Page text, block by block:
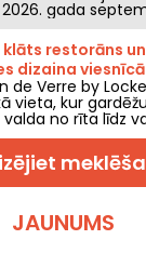
2026. gada
ar mājās
ēdieniem un
durvis Feydeau
klāts restorāns
dizaina
de Verre by
vieta, kur
no rīta līdz
pilno restorānu
piedāvā
no Lutēcas
JAUNUMS